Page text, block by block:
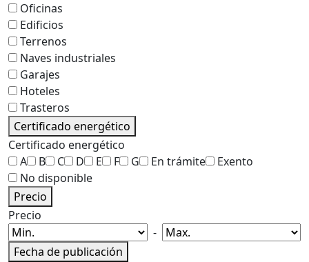
Oficinas
Edificios
Terrenos
Naves industriales
Garajes
Hoteles
Trasteros
Certificado energético
Certificado energético
A
B C D E F G En trámite
Exento
No disponible
Precio
Precio
-
Fecha de publicación